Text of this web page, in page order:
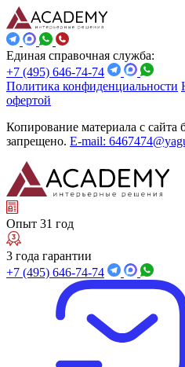
Единая справочная служба:
+7 (495) 646-74-74
Политика конфиденциальности
офертой
Копирование материала с сайта
запрещено. E-mail:
Опыт 31 год
3 года гарантии
+7 (495) 646-74-74